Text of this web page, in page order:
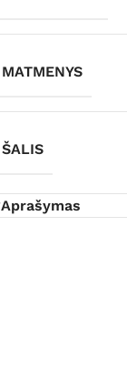
MATMENYS
ŠALIS
Aprašymas